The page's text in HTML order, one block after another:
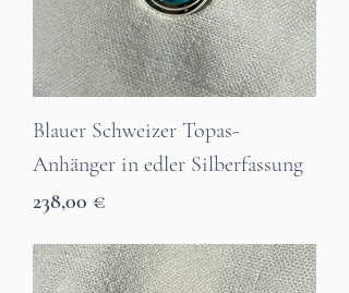
Blauer Schweizer Topas-
Anhänger in edler Silberfassung
Preis
238,00 €